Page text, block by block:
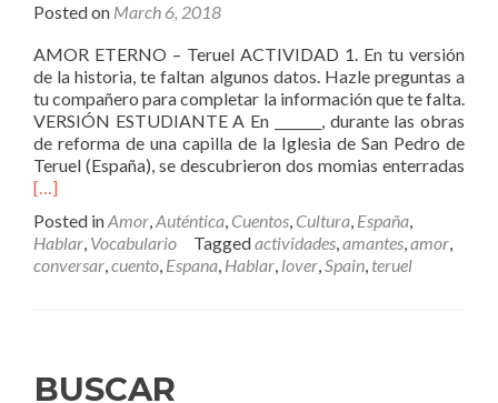
Posted on March 6, 2018
AMOR ETERNO – Teruel ACTIVIDAD 1. En tu versión
de la historia, te faltan algunos datos. Hazle preguntas a
tu compañero para completar la información que te falta.
VERSIÓN ESTUDIANTE A En _______, durante las obras
de reforma de una capilla de la Iglesia de San Pedro de
Teruel (España), se descubrieron dos momias enterradas
[…]
Posted inAmor,Auténtica, Cuentos, Cultura, España,
Hablar, Vocabulario Taggedactividades,amantes,amor,
conversar,cuento, Espana, Hablar, lover,Spain, teruel
BUSCAR